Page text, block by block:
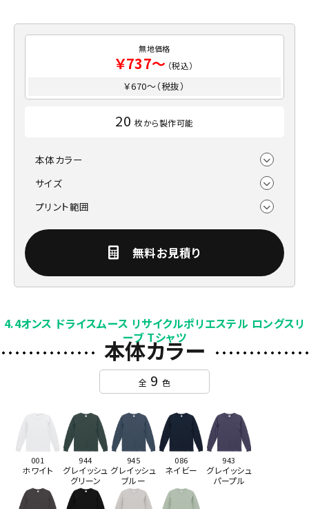
無地価格
￥737～ （税込）
￥670～（税抜）
20 枚から製作可能
本体カラー
サイズ
プリント範囲
無料お見積り
4.4オンス ドライスムース リサイクルポリエステル ロングスリ
ーブ Tシャツ
本体カラー
全 9 色
001
ホワイト
944
グレイッシュ
グリーン
945
グレイッシュ
ブルー
086
ネイビー
943
グレイッシュ
パープル